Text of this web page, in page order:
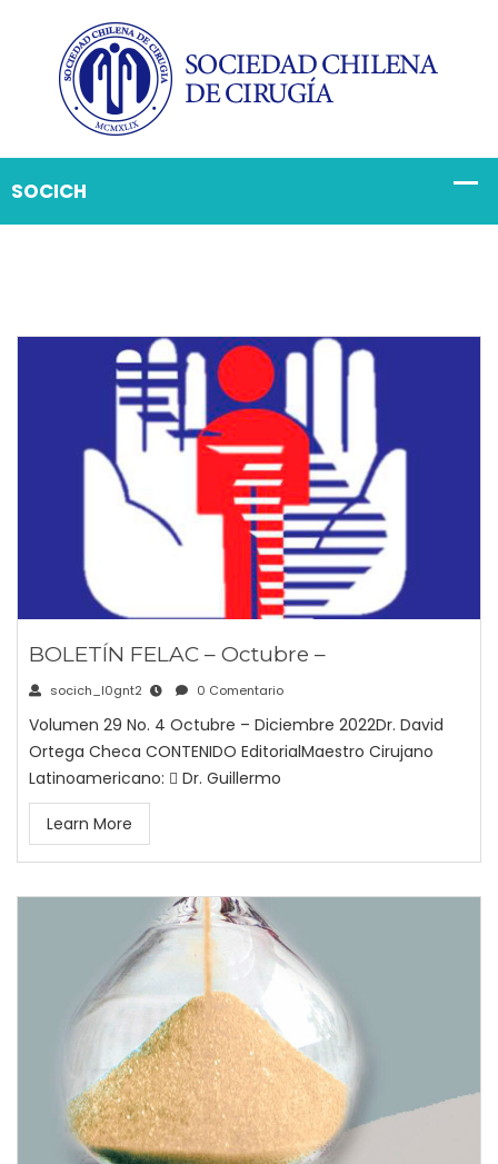
BOLETÍN FELAC – Octubre –
socich_l0gnt2 0 Comentario
Volumen 29 No. 4 Octubre – Diciembre 2022Dr. David
Ortega Checa CONTENIDO EditorialMaestro Cirujano
Latinoamericano:  Dr. Guillermo
Learn More